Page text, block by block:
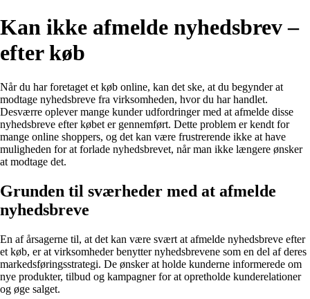
Kan ikke afmelde nyhedsbrev –
efter køb
Når du har foretaget et køb online, kan det ske, at du begynder at
modtage nyhedsbreve fra virksomheden, hvor du har handlet.
Desværre oplever mange kunder udfordringer med at afmelde disse
nyhedsbreve efter købet er gennemført. Dette problem er kendt for
mange online shoppers, og det kan være frustrerende ikke at have
muligheden for at forlade nyhedsbrevet, når man ikke længere ønsker
at modtage det.
Grunden til sværheder med at afmelde
nyhedsbreve
En af årsagerne til, at det kan være svært at afmelde nyhedsbreve efter
et køb, er at virksomheder benytter nyhedsbrevene som en del af deres
markedsføringsstrategi. De ønsker at holde kunderne informerede om
nye produkter, tilbud og kampagner for at opretholde kunderelationer
og øge salget.